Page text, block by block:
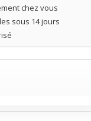
chez vous
sous 14 jours